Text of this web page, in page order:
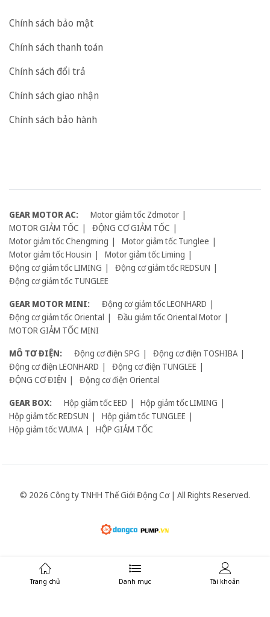
Chính sách bảo mật
Chính sách thanh toán
Chính sách đổi trả
Chính sách giao nhận
Chính sách bảo hành
GEAR MOTOR AC:
Motor giảm tốc Zdmotor
MOTOR GIẢM TỐC
ĐỘNG CƠ GIẢM TỐC
Motor giảm tốc Chengming
Motor giảm tốc Tunglee
Motor giảm tốc Housin
Motor giảm tốc Liming
Động cơ giảm tốc LIMING
Động cơ giảm tốc REDSUN
Động cơ giảm tốc TUNGLEE
GEAR MOTOR MINI:
Động cơ giảm tốc LEONHARD
Động cơ giảm tốc Oriental
Đầu giảm tốc Oriental Motor
MOTOR GIẢM TỐC MINI
MÔ TƠ ĐIỆN:
Động cơ điện SPG
Động cơ điện TOSHIBA
Động cơ điện LEONHARD
Động cơ điện TUNGLEE
ĐỘNG CƠ ĐIỆN
Động cơ điện Oriental
GEAR BOX:
Hộp giảm tốc EED
Hộp giảm tốc LIMING
Hộp giảm tốc REDSUN
Hộp giảm tốc TUNGLEE
Hộp giảm tốc WUMA
HỘP GIẢM TỐC
© 2026 Công ty TNHH Thế Giới Động Cơ | All Rights Reserved.
Giữ liên lạc:
Trang chủ Danh mục Tài khoản